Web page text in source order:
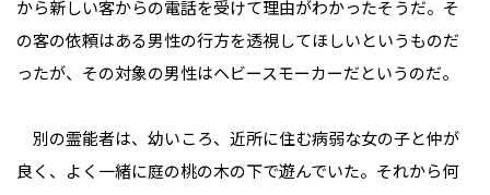
から新しい客からの電話を受けて理由がわかったそうだ。そ
の客の依頼はある男性の行方を透視してほしいというものだ
ったが、その対象の男性はヘビースモーカーだというのだ。
別の霊能者は、幼いころ、近所に住む病弱な女の子と仲が
良く、よく一緒に庭の桃の木の下で遊んでいた。それから何